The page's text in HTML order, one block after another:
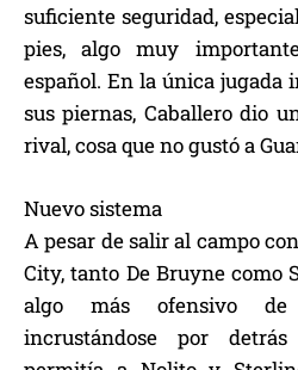
suficiente seguridad,
pies, algo muy
español. En la única jugada
sus piernas, Caballero dio
rival, cosa que no gustó a
Nuevo sistema
A pesar de salir al campo
City, tanto De Bruyne como
algo más ofensivo
incrustándose por